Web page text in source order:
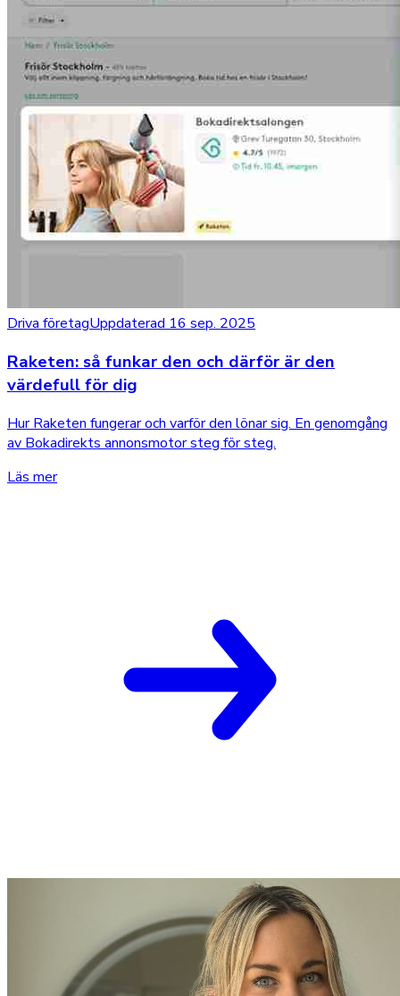
Driva företagUppdaterad 16 sep. 2025
Raketen: så funkar den och därför är den
värdefull för dig
Hur Raketen fungerar och varför den lönar sig. En genomgång
av Bokadirekts annonsmotor steg för steg.
Läs mer